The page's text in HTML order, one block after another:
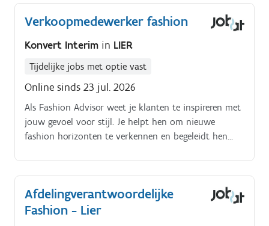
bij hun stijl en voorkeuren. Daarnaast zorg je ervoor
dat de winkel er altijd netjes en aantrekkelijk uitziet,
Verkoopmedewerker fashion
Konvert Interim in LIER
Tijdelijke jobs met optie vast
Online sinds 23 jul. 2026
Als Fashion Advisor weet je klanten te inspireren met
jouw gevoel voor stijl. Je helpt hen om nieuwe
fashion horizonten te verkennen en begeleidt hen
Afdelingverantwoordelijke
Fashion - Lier